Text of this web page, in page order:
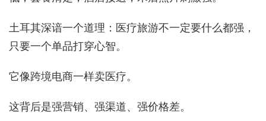
土耳其深谙一个道理：医疗旅游不一定要什么都强，
只要一个单品打穿心智。
它像跨境电商一样卖医疗。
这背后是强营销、强渠道、强价格差。